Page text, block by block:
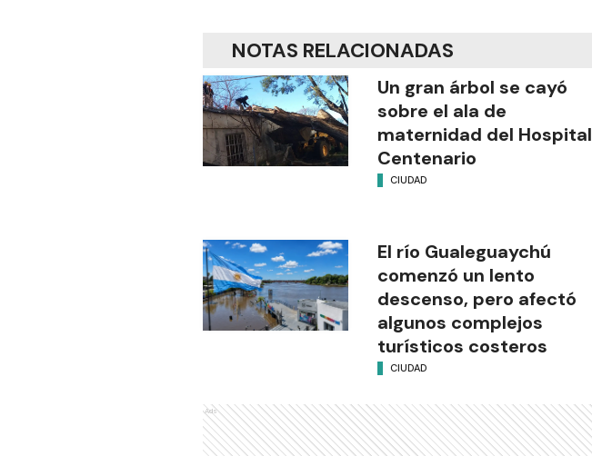
NOTAS RELACIONADAS
Un gran árbol se cayó
sobre el ala de
maternidad del Hospital
Centenario
CIUDAD
El río Gualeguaychú
comenzó un lento
descenso, pero afectó
algunos complejos
turísticos costeros
CIUDAD
Ads